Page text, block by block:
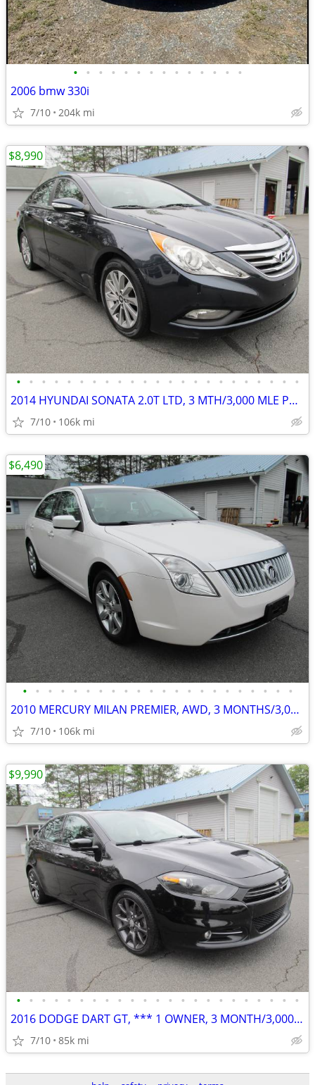
• • • • • • • • • • • • • •
2006 bmw 330i
7/10 204k mi
• • • • • • • • • • • • • • • • • • • • • • •
2014 HYUNDAI SONATA 2.0T LTD, 3 MTH/3,000 MLE PWRTRN WTY
7/10 106k mi
$8,990
• • • • • • • • • • • • • • • • • • • • • •
2010 MERCURY MILAN PREMIER, AWD, 3 MONTHS/3,000 MILE POWERTRAIN WTY
7/10 106k mi
$6,490
• • • • • • • • • • • • • • • • • • • • • • •
2016 DODGE DART GT, *** 1 OWNER, 3 MONTH/3,000 MILE POWERTRAIN WTY
7/10 85k mi
$9,990